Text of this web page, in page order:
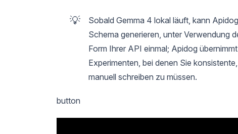
💡
Sobald Gemma 4 lokal läuft, kann
Schema generieren, unter Verwendung
Form Ihrer API einmal; Apidog
Experimenten, bei denen Sie
manuell schreiben zu müssen.
button